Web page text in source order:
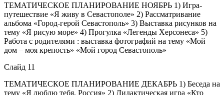
ТЕМАТИЧЕСКОЕ ПЛАНИРОВАНИЕ НОЯБРЬ 1) Игра-
путешествие «Я живу в Севастополе» 2) Рассматривание
альбома «Город-герой Севастополь» 3) Выставка рисунков на
тему «Я рисую море» 4) Прогулка «Легенды Херсонеса» 5)
Работа с родителями : выставка фотографий на тему «Мой
дом – моя крепость» «Мой город Севастополь»
Слайд 11
ТЕМАТИЧЕСКОЕ ПЛАНИРОВАНИЕ ДЕКАБРЬ 1) Беседа на
тему «Я люблю тебя, Россия» 2) Дидактическая игра «Кто